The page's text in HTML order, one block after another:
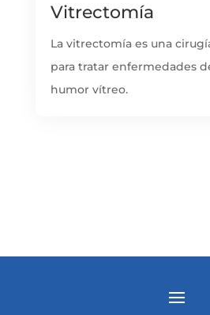
Vitrectomía
La vitrectomía es una
para tratar enfermedades
humor vítreo.